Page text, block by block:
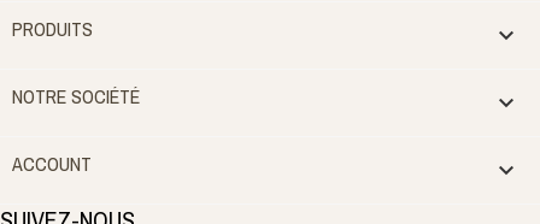
PRODUITS 
NOTRE SOCIÉTÉ 
ACCOUNT 